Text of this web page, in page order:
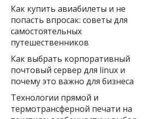
Как купить авиабилеты и не
попасть впросак: советы для
самостоятельных
путешественников
Как выбрать корпоративный
почтовый сервер для linux и
почему это важно для бизнеса
Технологии прямой и
термотрансферной печати на